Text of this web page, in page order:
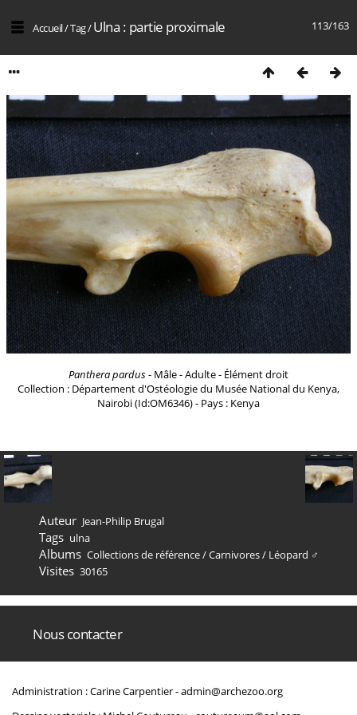
113/163
Accueil/Tag/Ulna : partie proximale
Panthera pardus- Mâle - Adulte - Élément droit
Collection : Département d'Ostéologie du Musée National du Kenya,
Nairobi (Id:OM6346) - Pays : Kenya
Auteur Jean-Philip Brugal
Tags ulna
Albums Collections de référence/Carnivores/ Léopard ♂
Visites 30165
Nous contacter
Administration : Carine Carpentier -admin@archezoo.org